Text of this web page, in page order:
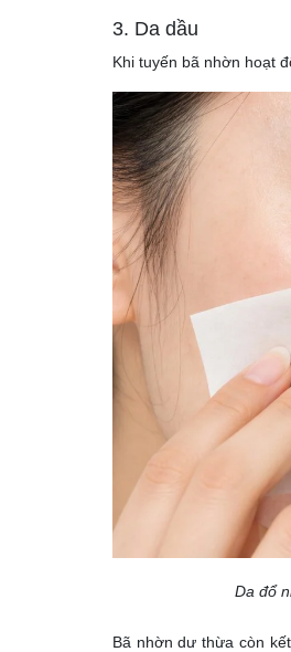
3. Da dầu
Khi tuyến bã nhờn hoạt
Da đổ
Bã nhờn dư thừa còn